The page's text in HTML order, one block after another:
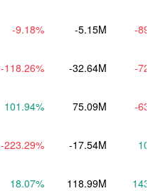
-9.18% -5.15M -
-118.26% -32.64M -
101.94% 75.09M -
-223.29% -17.54M
18.07% 118.99M